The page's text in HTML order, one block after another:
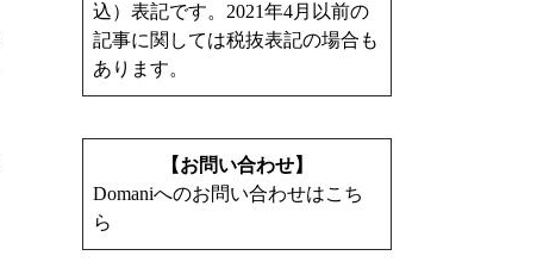
込）表記です。2021年4月以前の
記事に関しては税抜表記の場合も
あります。
【お問い合わせ】
Domaniへのお問い合わせはこち
ら